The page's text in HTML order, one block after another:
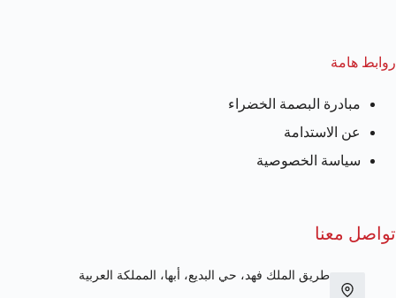
روابط هامة
مبادرة البصمة الخضراء
عن الاستدامة
سياسة الخصوصية
تواصل معنا
طريق الملك فهد، حي البديع، أبها، المملكة العربية